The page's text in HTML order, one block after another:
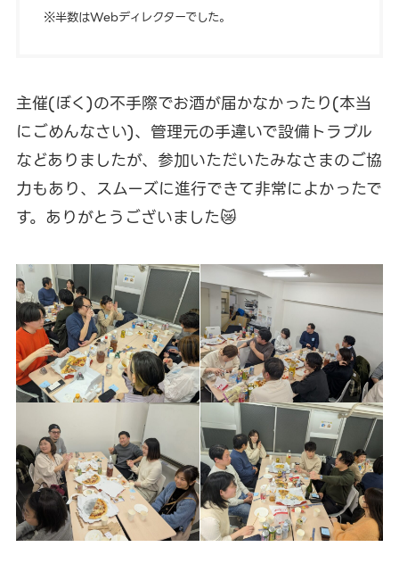
※半数はWebディレクターでした。
主催(ぼく)の不手際でお酒が届かなかったり(本当
にごめんなさい)、管理元の手違いで設備トラブル
などありましたが、参加いただいたみなさまのご協
力もあり、スムーズに進行できて非常によかったで
す。ありがとうございました😿